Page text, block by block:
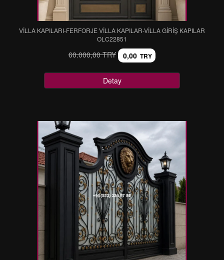
VİLLA KAPILARI-FERFORJE VİLLA KAPILAR-VİLLA GİRİŞ KAPILAR
OLC22851
60.000,00 TRY 0,00 TRY
Detay